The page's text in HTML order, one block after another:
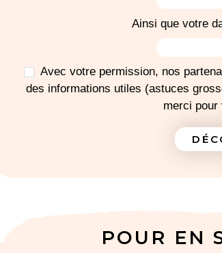
Ainsi que votre
Avec votre permission, nos
des informations utiles (astuces
merci pour
d'accouchement
POUR EN